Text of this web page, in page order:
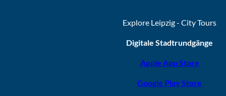
Explore Leipzig - City Tours
Digitale Stadtrundgänge
Apple App Store
Google Play Store